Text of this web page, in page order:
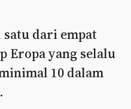
dari empat
Eropa yang selalu
10 dalam